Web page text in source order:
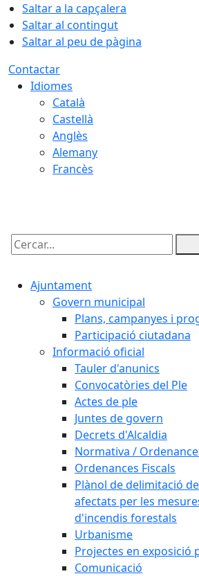
Saltar a la capçalera
Saltar al contingut
Saltar al peu de pàgina
Contactar
Idiomes
Català
Castellà
Anglès
Alemany
Francès
Cercar:
Ajuntament
Govern municipal
Plans, campanyes i
Participació ciutadana
Informació oficial
Tauler d'anunics
Convocatòries del Ple
Actes de ple
Juntes de govern
Decrets d'Alcaldia
Normativa /
Ordenances Fiscals
Plànol de delimitació
afectats per les
d'incendis forestals
Urbanisme
Projectes en exposició
Comunicació